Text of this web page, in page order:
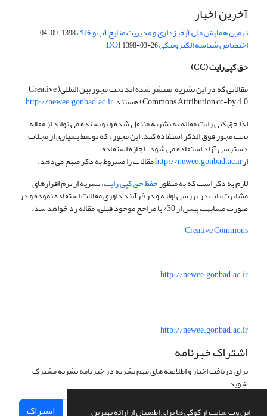
این وب سایت از کوکی ها برای اطمینان از ارائه بهترین
آخرین اخبار
نهمین همایش ملی آبخیزداری و مدیریت منابع آب و خاک1398-09-04
اختصاص شناسه الکترونیکی DOI1398-03-26
حق کپی‌رایت(CC)
مقالاتی که در این نشریه منتشر شده اند تحت مجوز بین المللی( Creative
Commons Attribution cc-by 4.0) هستند.
http://newee.gonbad.ac.ir
لذا حق کپی رایت مقاله به نشریه منتقل شده و نویسنده می تواند از مقاله
تحت مجوز فوق الذکر استفاده کند. این مجوز ، که توسط بسیاری از مجلات
دسترسی آزاد استفاده می شود ، اجازه استفاده
ازhttp://newee.gonbad.ac.irمقالات را مشروط به ذکر منبع می‌دهد.
لازم به ذکر است که به منظورحفظ حق کپی رایت، نشریه از نرم افزارهای
مشابهت یاب در بررسی اولیه و در فرآیند داوری مقالات استفاده نموده و در
صورت مشابهت بیش از 30% با مراجع موجود قبلی، مقاله رد خواهد شد.
Creative Commons
http://newee.gonbad.ac.ir
http://newee.gonbad.ac.ir
اشتراک خبرنامه
برای دریافت اخبار و اطلاعیه های مهم نشریه در خبرنامه نشریه مشترک
شوید.
اشتراک